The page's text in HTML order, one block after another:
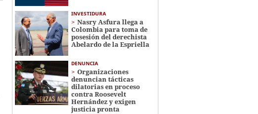
INVESTIDURA
Nasry Asfura llega a
Colombia para toma de
posesión del derechista
Abelardo de la Espriella
DENUNCIA
Organizaciones
denuncian tácticas
dilatorias en proceso
contra Roosevelt
Hernández y exigen
justicia pronta